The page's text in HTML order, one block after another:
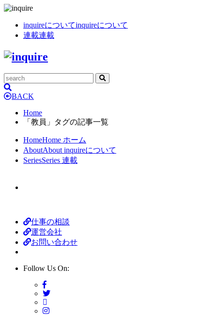
inquireについてinquireについて
連載連載
BACK
Home
「教員」タグの記事一覧
HomeHome ホーム
AboutAbout inquireについて
SeriesSeries 連載
仕事の相談
運営会社
お問い合わせ
Follow Us On: